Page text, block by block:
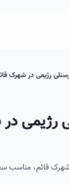
در شهرک قائم
در
مناسب